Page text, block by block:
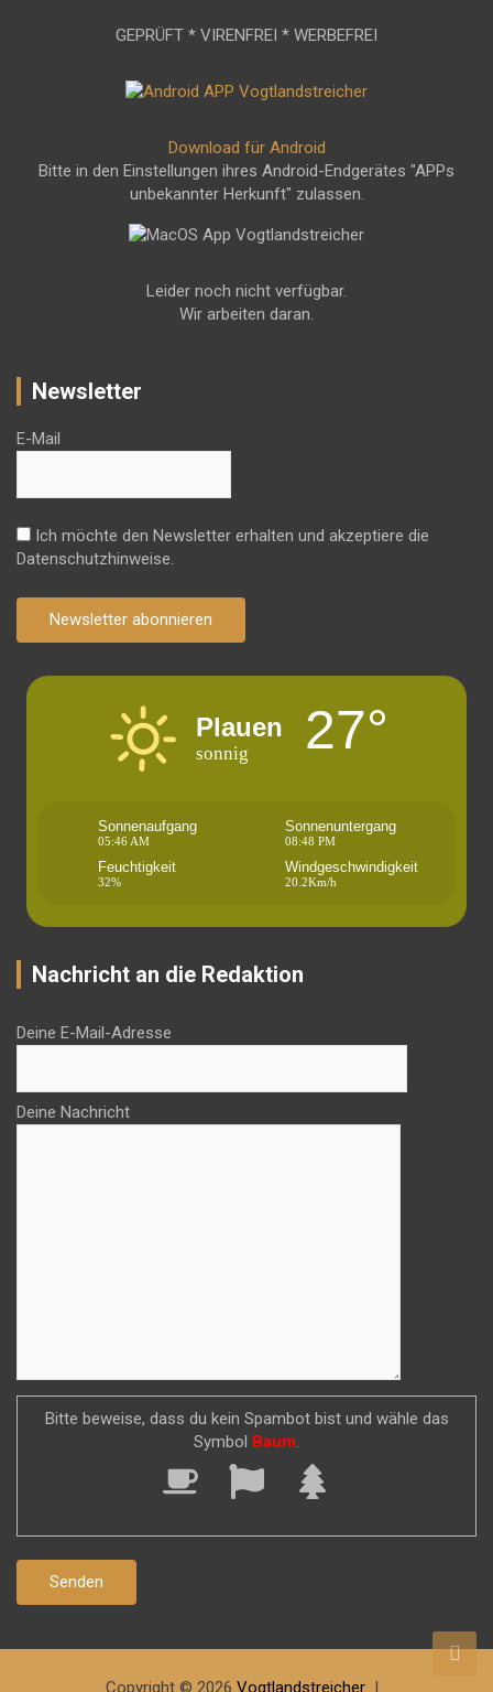
GEPRÜFT * VIRENFREI * WERBEFREI
Download für Android
Bitte in den Einstellungen ihres Android-Endgerätes "APPs
unbekannter Herkunft" zulassen.
Leider noch nicht verfügbar.
Wir arbeiten daran.
Newsletter
E-Mail
Ich möchte den Newsletter erhalten und akzeptiere die
Datenschutzhinweise.
Newsletter abonnieren
Plauen
sonnig 27°
Sonnenaufgang
05:46 AM
Sonnenuntergang
08:48 PM
Feuchtigkeit
32%
Windgeschwindigkeit
20.2Km/h
Nachricht an die Redaktion
Deine E-Mail-Adresse
Deine Nachricht
Bitte beweise, dass du kein Spambot bist und wähle das
Symbol Baum.
Copyright © 2026 Vogtlandstreicher